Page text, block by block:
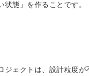
態」を作ることです。
ェクトは、設計粒度が